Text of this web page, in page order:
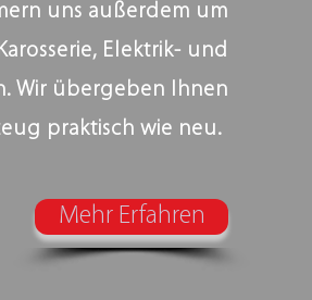
uns außerdem um
Elektrik- und
Wir übergeben Ihnen
praktisch wie neu.
Mehr Erfahren